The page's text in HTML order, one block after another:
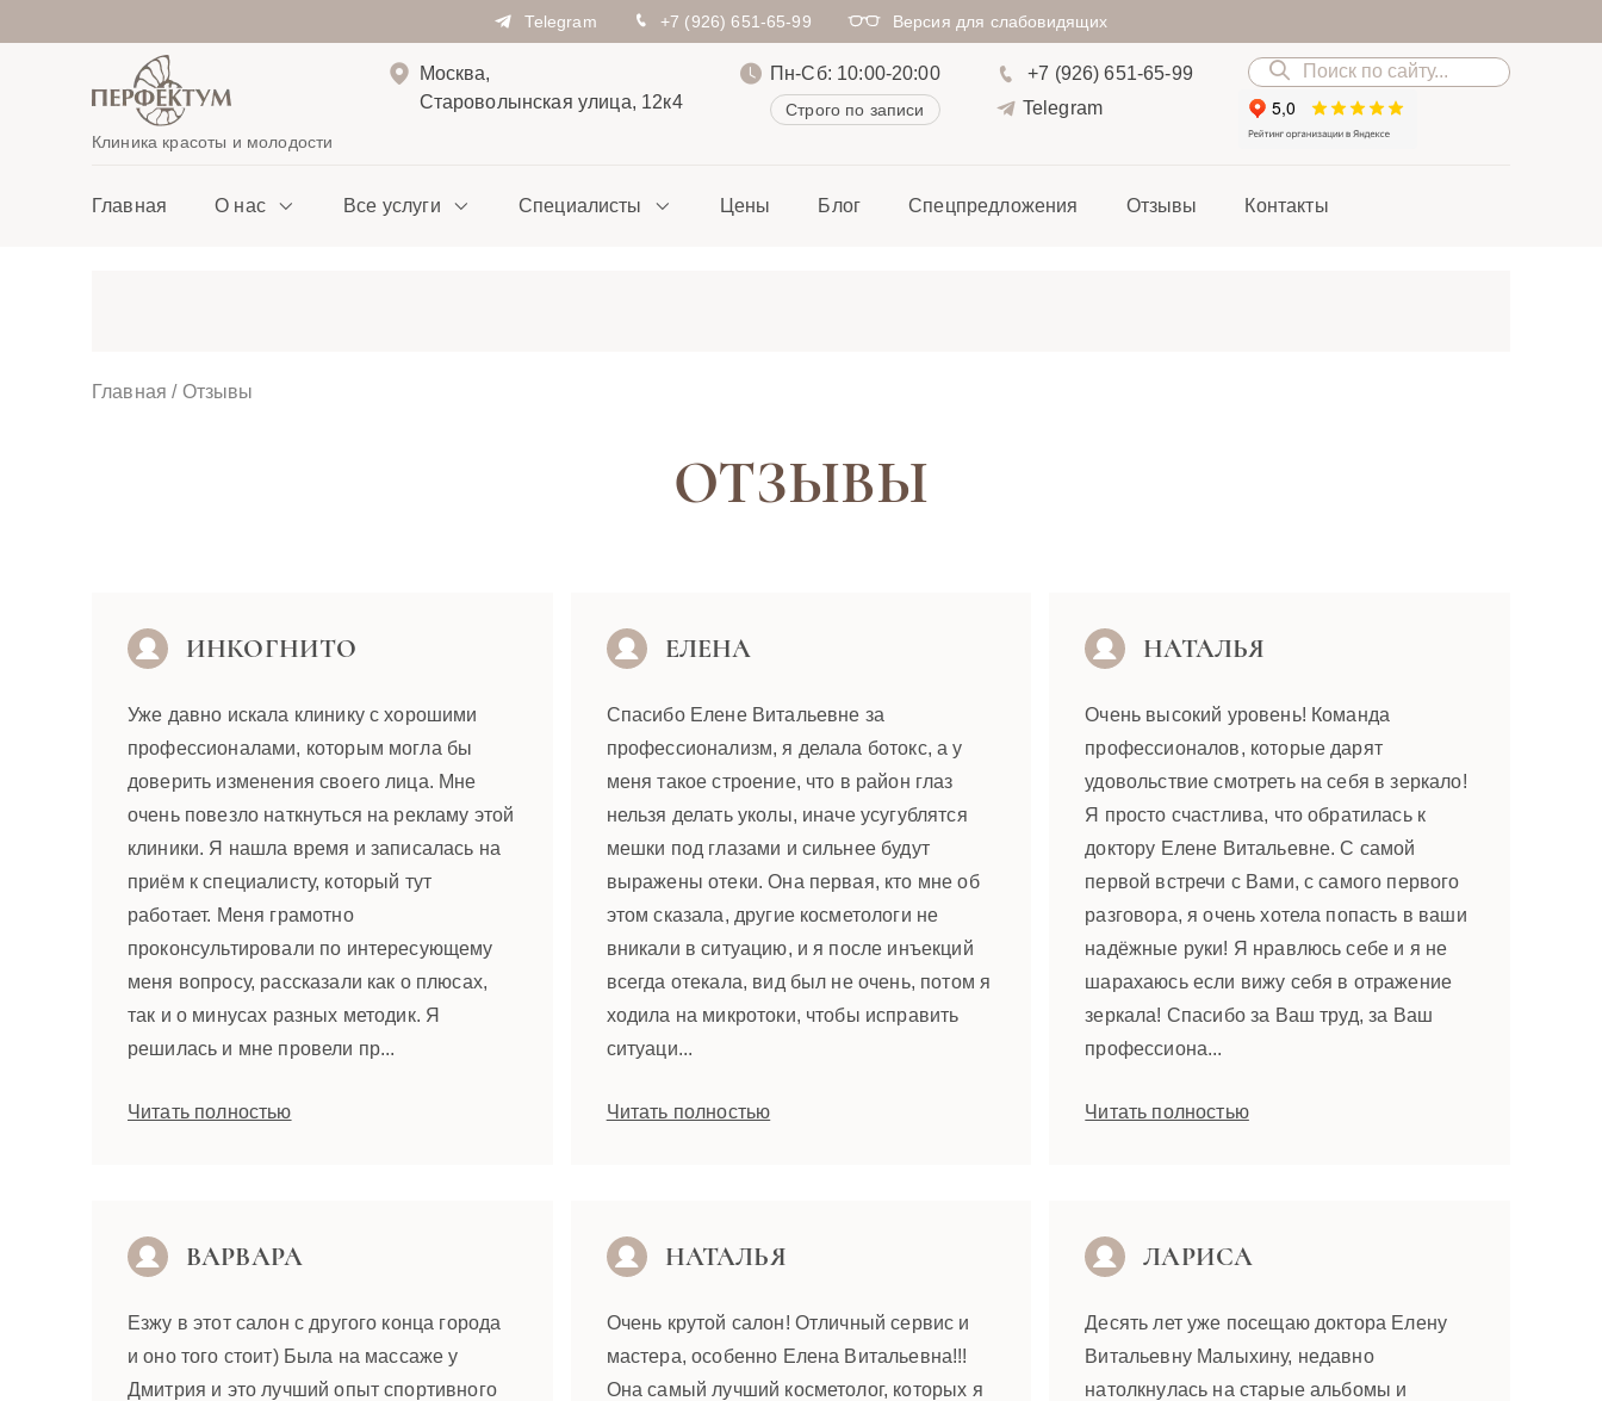
Telegram +7 (926) 651-65-99 Версия для слабовидящих
Клиника красоты и молодости
Москва,
Староволынская улица, 12к4
Пн-Сб: 10:00-20:00
Строго по записи
+7 (926) 651-65-99
Telegram
Главная О нас Все услуги Специалисты Цены Блог Спецпредложения Отзывы Контакты
Главная / Отзывы
ОТЗЫВЫ
ИНКОГНИТО
Уже давно искала клинику с хорошими
профессионалами, которым могла бы
доверить изменения своего лица. Мне
очень повезло наткнуться на рекламу этой
клиники. Я нашла время и записалась на
приём к специалисту, который тут
работает. Меня грамотно
проконсультировали по интересующему
меня вопросу, рассказали как о плюсах,
так и о минусах разных методик. Я
решилась и мне провели пр...
Читать полностью
ЕЛЕНА
Спасибо Елене Витальевне за
профессионализм, я делала ботокс, а у
меня такое строение, что в район глаз
нельзя делать уколы, иначе усугублятся
мешки под глазами и сильнее будут
выражены отеки. Она первая, кто мне об
этом сказала, другие косметологи не
вникали в ситуацию, и я после инъекций
всегда отекала, вид был не очень, потом я
ходила на микротоки, чтобы исправить
ситуаци...
Читать полностью
НАТАЛЬЯ
Очень высокий уровень! Команда
профессионалов, которые дарят
удовольствие смотреть на себя в зеркало!
Я просто счастлива, что обратилась к
доктору Елене Витальевне. С самой
первой встречи с Вами, с самого первого
разговора, я очень хотела попасть в ваши
надёжные руки! Я нравлюсь себе и я не
шарахаюсь если вижу себя в отражение
зеркала! Спасибо за Ваш труд, за Ваш
профессиона...
Читать полностью
ВАРВАРА
Езжу в этот салон с другого конца города
и оно того стоит) Была на массаже у
Дмитрия и это лучший опыт спортивного
НАТАЛЬЯ
Очень крутой салон! Отличный сервис и
мастера, особенно Елена Витальевна!!!
Она самый лучший косметолог, которых я
ЛАРИСА
Десять лет уже посещаю доктора Елену
Витальевну Малыхину, недавно
натолкнулась на старые альбомы и